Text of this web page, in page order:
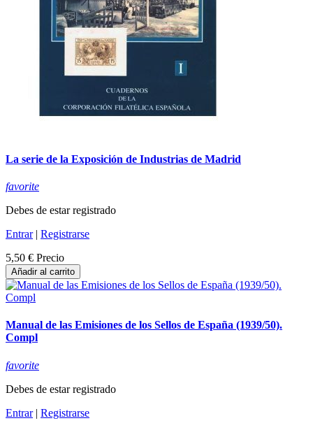
La serie de la Exposición de Industrias de Madrid
favorite
Debes de estar registrado
Entrar| Registrarse
5,50 € Precio
Añadir al carrito
Manual de las Emisiones de los Sellos de España (1939/50).
Compl
favorite
Debes de estar registrado
Entrar| Registrarse